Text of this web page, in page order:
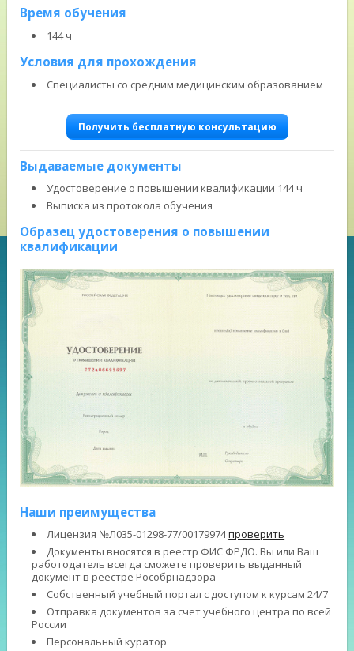
Время обучения
144 ч
Условия для прохождения
Специалисты со средним медицинским образованием
Получить бесплатную консультацию
Выдаваемые документы
Удостоверение о повышении квалификации 144 ч
Выписка из протокола обучения
Образец удостоверения о повышении
квалификации
Наши преимущества
Лицензия №Л035-01298-77/00179974проверить
Документы вносятся в реестр ФИС ФРДО. Вы или Ваш
работодатель всегда сможете проверить выданный
документ в реестре Рособрнадзора
Собственный учебный портал с доступом к курсам 24/7
Отправка документов за счет учебного центра по всей
России
Персональный куратор